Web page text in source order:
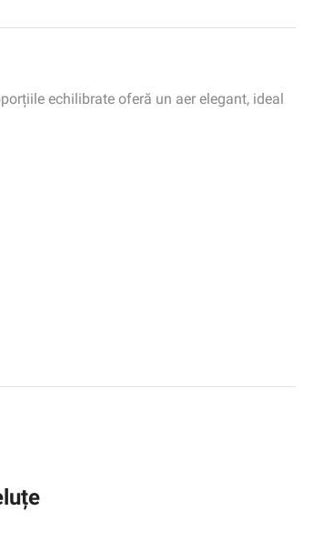
echilibrate oferă un aer elegant, ideal